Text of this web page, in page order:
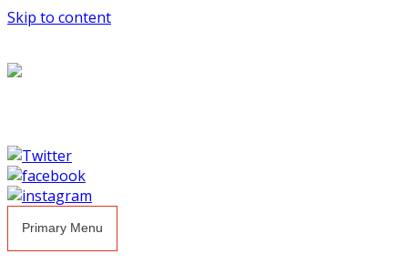
Skip to content
Primary Menu